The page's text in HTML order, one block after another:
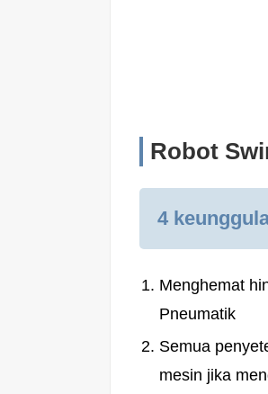
Robot
4
Menghemat
Pneumatik
Semua
mesin jika